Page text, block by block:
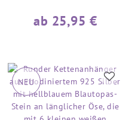
ab 25,95 €
NEU